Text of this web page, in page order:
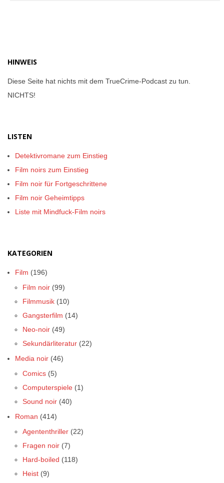
HINWEIS
Diese Seite hat nichts mit dem TrueCrime-Podcast zu tun.
NICHTS!
LISTEN
Detektivromane zum Einstieg
Film noirs zum Einstieg
Film noir für Fortgeschrittene
Film noir Geheimtipps
Liste mit Mindfuck-Film noirs
KATEGORIEN
Film (196)
Film noir (99)
Filmmusik (10)
Gangsterfilm (14)
Neo-noir (49)
Sekundärliteratur (22)
Media noir (46)
Comics (5)
Computerspiele (1)
Sound noir (40)
Roman (414)
Agententhriller (22)
Fragen noir (7)
Hard-boiled (118)
Heist (9)